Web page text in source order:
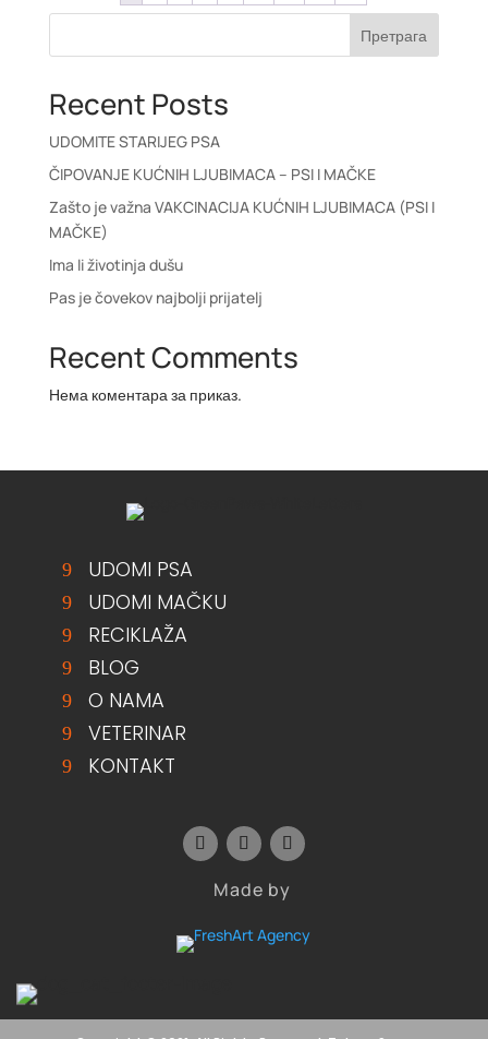
Претрага
Recent Posts
UDOMITE STARIJEG PSA
ČIPOVANJE KUĆNIH LJUBIMACA – PSI I MAČKE
Zašto je važna VAKCINACIJA KUĆNIH LJUBIMACA (PSI I
MAČKE)
Ima li životinja dušu
Pas je čovekov najbolji prijatelj
Recent Comments
Нема коментара за приказ.
UDOMI PSA
UDOMI MAČKU
RECIKLAŽA
BLOG
O NAMA
VETERINAR
KONTAKT
Made by